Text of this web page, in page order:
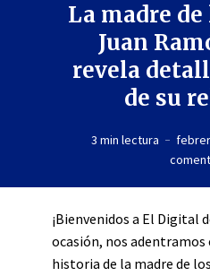
La madre
Juan
revela
de su
3 min lectura
¡Bienvenidos a El Digital
ocasión, nos
historia de la madre de